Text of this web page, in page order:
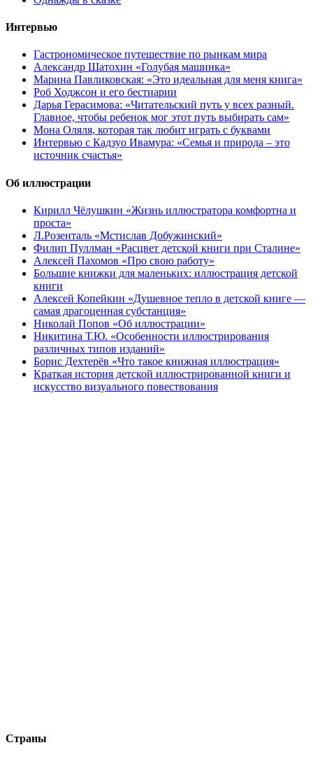
Интервью
Гастрономическое путешествие по рынкам мира
Александр Шатохин «Голубая машинка»
Марина Павликовская: «Это идеальная для меня книга»
Роб Ходжсон и его бестиарии
Дарья Герасимова: «Читательский путь у всех разный.
Главное, чтобы ребенок мог этот путь выбирать сам»
Мона Оляля, которая так любит играть с буквами
Интервью с Кадзуо Ивамура: «Семья и природа – это
источник счастья»
Об иллюстрации
Кирилл Чёлушкин «Жизнь иллюстратора комфортна и
проста»
Л.Розенталь «Мстислав Добужинский»
Филип Пуллман «Расцвет детской книги при Сталине»
Алексей Пахомов «Про свою работу»
Большие книжки для маленьких: иллюстрация детской
книги
Алексей Копейкин «Душевное тепло в детской книге —
самая драгоценная субстанция»
Николай Попов «Об иллюстрации»
Никитина Т.Ю. «Особенности иллюстрирования
различных типов изданий»
Борис Дехтерёв «Что такое книжная иллюстрация»
Краткая история детской иллюстрированной книги и
искусство визуального повествования
Страны